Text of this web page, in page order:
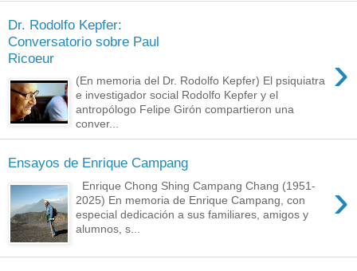
Dr. Rodolfo Kepfer:
Conversatorio sobre Paul
Ricoeur
›
(En memoria del Dr. Rodolfo Kepfer) El psiquiatra
e investigador social Rodolfo Kepfer y el
antropólogo Felipe Girón compartieron una
conver...
Ensayos de Enrique Campang
›
Enrique Chong Shing Campang Chang (1951-
2025) En memoria de Enrique Campang, con
especial dedicación a sus familiares, amigos y
alumnos, s...